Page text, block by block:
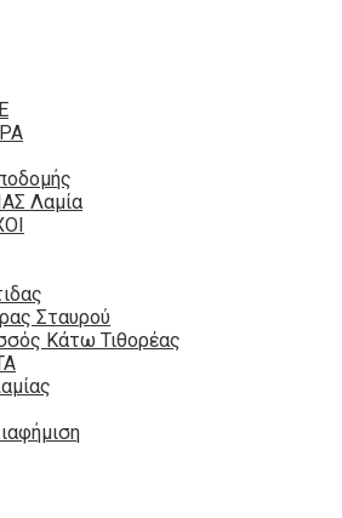
Λαμία
Σταυρού
Κάτω Τιθορέας